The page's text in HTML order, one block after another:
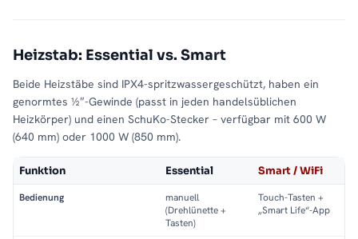
Heizstab: Essential vs. Smart
Beide Heizstäbe sind IPX4-spritzwassergeschützt, haben ein
genormtes ½″-Gewinde (passt in jeden handelsüblichen
Heizkörper) und einen SchuKo-Stecker – verfügbar mit 600 W
(640 mm) oder 1000 W (850 mm).
Funktion Essential Smart / WiFi
Bedienung
manuell
(Drehlünette +
Tasten)
Touch-Tasten +
„Smart Life“-App